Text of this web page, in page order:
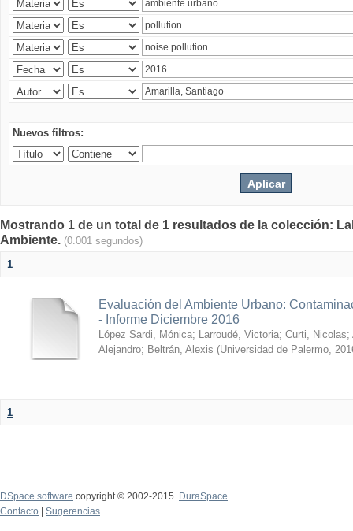
Nuevos filtros:
Mostrando 1 de un total de 1 resultados de la colección:
Ambiente. (0.001 segundos)
1
Evaluación del Ambiente Urbano:
- Informe Diciembre 2016
López Sardi, Mónica; Larroudé, Victoria; Curti, Nicolas;
Alejandro; Beltrán, Alexis (Universidad de Palermo,
1
DSpace software copyright © 2002-2015
DuraSpace
Contacto
Sugerencias